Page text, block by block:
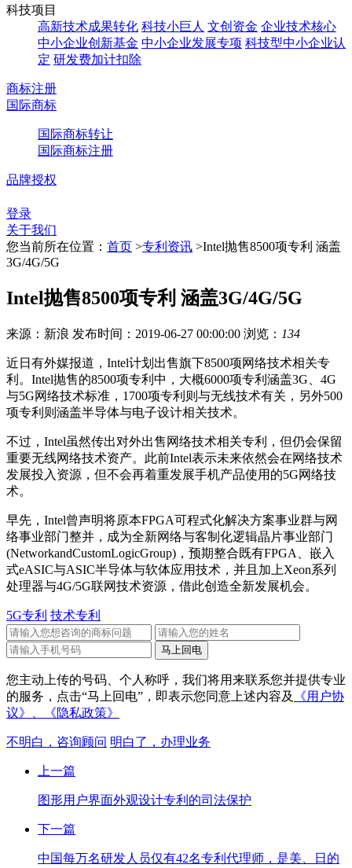
科技项目
高新技术成果转化 科技小巨人 文创资金 企业技术核心
中小企业创新基金 中小企业发展专项 科技型中小企业认
定 研发费加计扣除
商标注册
国际商标
国际商标转让
国际商标注册
品牌授权
登录
关于我们
您当前所在位置： 首页 >专利资讯 >Intel抛售8500项专利 涵盖
3G/4G/5G
Intel抛售8500项专利 涵盖3G/4G/5G
来源：新浪 发布时间：2019-06-27 00:00:00 浏览： 134
近日有外媒报道，Intel计划出售旗下8500项网络技术相关专
利。Intel抛售的8500项专利中，大概6000项专利涵盖3G、4G
与5G网络技术标准，1700项专利则与无线技术有关，另外500
项专利则涵盖半导体与电子设计相关技术。
不过，Intel虽然传出对外出售网络技术相关专利，但仍会保留
重要无线网络技术资产。此前Intel表示未来依然会在网络技术
发展投入资源，但不会再着重发展手机产品使用的5G网络技
术。
早先，Intel曾声明将原本FPGA可程式化解决方案事业群与网
络事业部门整并，成为全新网络与客制化逻辑晶片事业部门
(NetworkandCustomLogicGroup)，预期整合既有FPGA、嵌入
式eASIC与ASIC半导体与软体应用技术，并且加上Xeon系列
处理器与4G/5G联网技术资源，借此创造全新发展机会。
5G专利 技术专利
您主动上传的号码、个人称呼，我们将用来联系您并提供专业
的服务，点击“马上回电”，即表示您同意上述内容及
《用户协
议》、
《隐私政策》
不明白，咨询顾问 明白了，办理业务
上一篇
图形用户界面外观设计专利的司法保护
下一篇
中国每万名研发人员仅有42名专利代理师，是美、日的